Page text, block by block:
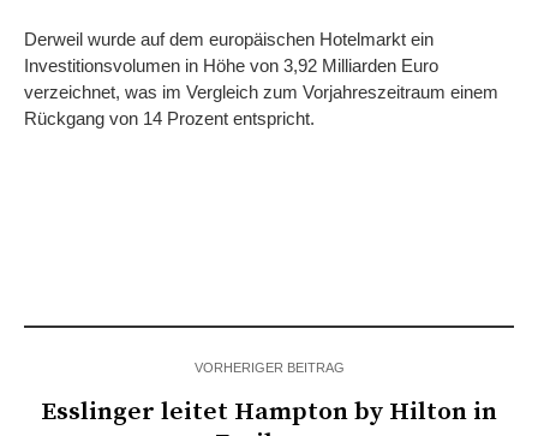
Derweil wurde auf dem europäischen Hotelmarkt ein
Investitionsvolumen in Höhe von 3,92 Milliarden Euro
verzeichnet, was im Vergleich zum Vorjahreszeitraum einem
Rückgang von 14 Prozent entspricht.
VORHERIGER BEITRAG
Esslinger leitet Hampton by Hilton in